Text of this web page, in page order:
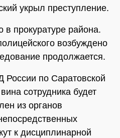
укрыл преступление.
в прокуратуре района.
возбуждено
продолжается.
по Саратовской
сотрудника будет
из органов
к дисциплинарной